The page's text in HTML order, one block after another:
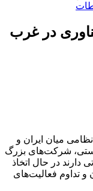
در غرب
میان ایران و
شرکت‌های بزرگ
در حال اتخاذ
تداوم فعالیت‌های